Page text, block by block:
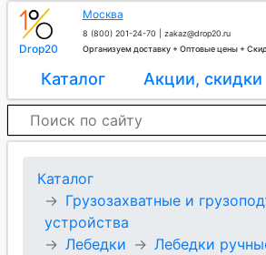
Drop20
Москва
8 (800) 201-24-70
zakaz@drop20.ru
Организуем доставку + Оптовые цены +
Каталог Акции, скидки
Каталог
Грузозахватные и
устройства
Лебедки
Лебедки